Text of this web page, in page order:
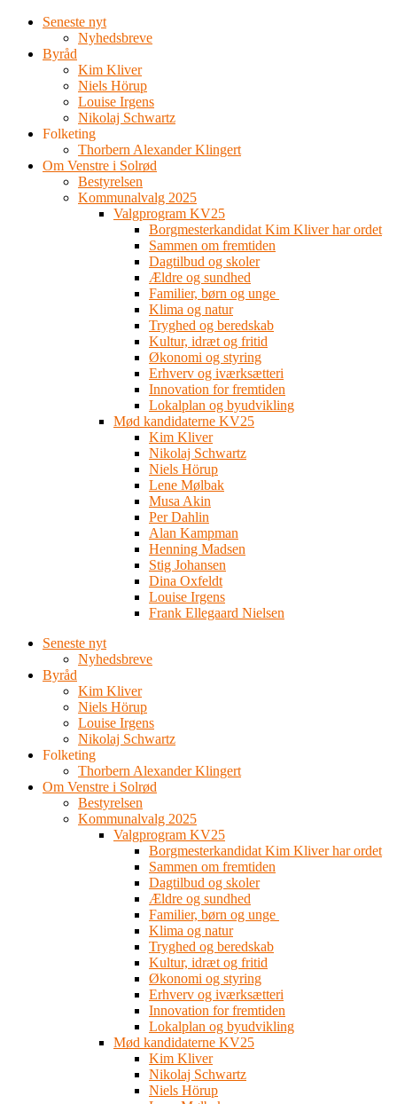
Seneste nyt
Nyhedsbreve
Byråd
Kim Kliver
Niels Hörup
Louise Irgens
Nikolaj Schwartz
Folketing
Thorbern Alexander Klingert
Om Venstre i Solrød
Bestyrelsen
Kommunalvalg 2025
Valgprogram KV25
Borgmesterkandidat Kim Kliver har ordet
Sammen om fremtiden
Dagtilbud og skoler
Ældre og sundhed
Familier, børn og unge
Klima og natur
Tryghed og beredskab
Kultur, idræt og fritid
Økonomi og styring
Erhverv og iværksætteri
Innovation for fremtiden
Lokalplan og byudvikling
Mød kandidaterne KV25
Kim Kliver
Nikolaj Schwartz
Niels Hörup
Lene Mølbak
Musa Akin
Per Dahlin
Alan Kampman
Henning Madsen
Stig Johansen
Dina Oxfeldt
Louise Irgens
Frank Ellegaard Nielsen
Seneste nyt
Nyhedsbreve
Byråd
Kim Kliver
Niels Hörup
Louise Irgens
Nikolaj Schwartz
Folketing
Thorbern Alexander Klingert
Om Venstre i Solrød
Bestyrelsen
Kommunalvalg 2025
Valgprogram KV25
Borgmesterkandidat Kim Kliver har ordet
Sammen om fremtiden
Dagtilbud og skoler
Ældre og sundhed
Familier, børn og unge
Klima og natur
Tryghed og beredskab
Kultur, idræt og fritid
Økonomi og styring
Erhverv og iværksætteri
Innovation for fremtiden
Lokalplan og byudvikling
Mød kandidaterne KV25
Kim Kliver
Nikolaj Schwartz
Niels Hörup